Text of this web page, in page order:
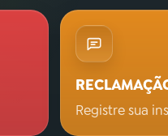
Registre sua